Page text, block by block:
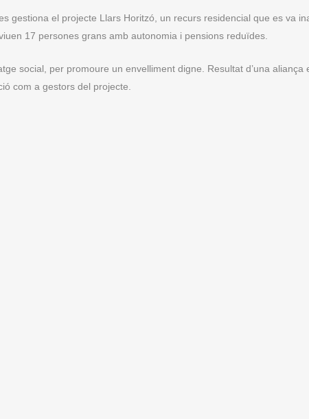
gestiona el projecte Llars Horitzó, un recurs residencial que es va
17 persones grans amb autonomia i pensions reduïdes.
social, per promoure un envelliment digne. Resultat d’una
com a gestors del projecte.